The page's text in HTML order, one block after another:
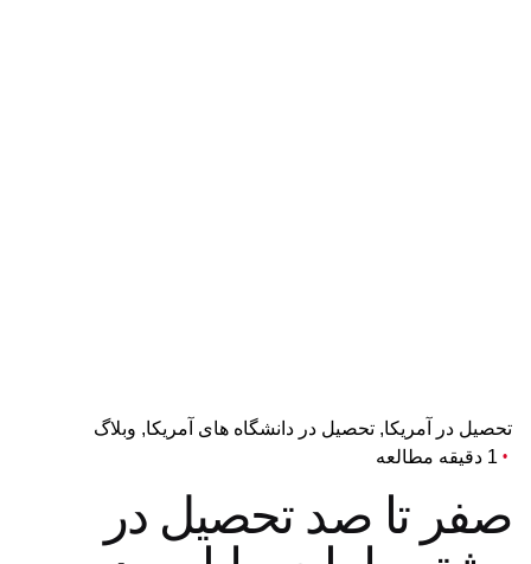
تحصیل در آمریکا تحصیل در دانشگاه های آمریکا وبلاگ
1 دقیقه مطالعه
صفر تا صد تحصیل در